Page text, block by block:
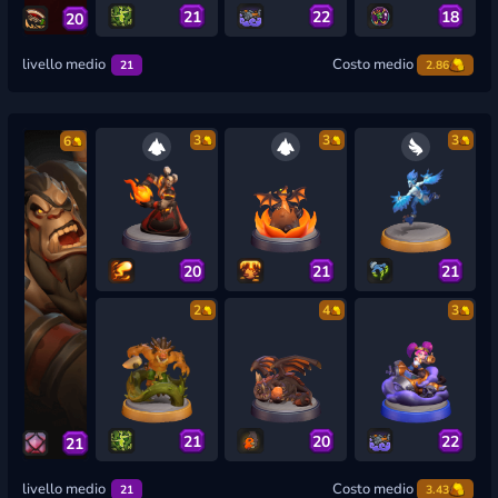
20 21 22 18
livello medio 21 Costo medio 2.86
6
21
3
20
3
21
3
21
2
21
4
20
3
22
livello medio 21 Costo medio 3.43